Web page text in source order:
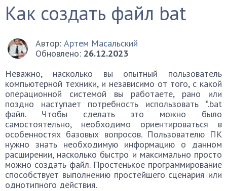
Как создать файл bat
Автор: Артем Масальский
Обновлено: 26.12.2023
Неважно, насколько вы опытный пользователь
компьютерной техники, и независимо от того, с какой
операционной системой вы работаете, рано или
поздно наступает потребность использовать *.bat
файл. Чтобы сделать это можно было
самостоятельно, необходимо ориентироваться в
особенностях базовых вопросов. Пользователю ПК
нужно знать необходимую информацию о данном
расширении, насколько быстро и максимально просто
можно создать файл. Простенькое программирование
способствует выполнению простейшего сценария или
однотипного действия.